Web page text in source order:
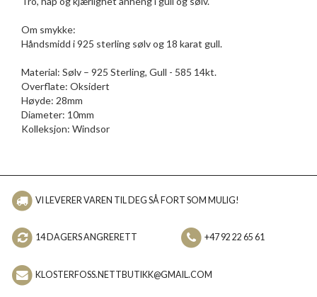
Om smykke:
Håndsmidd i 925 sterling sølv og 18 karat gull.
Material: Sølv – 925 Sterling, Gull - 585 14kt.
Overflate: Oksidert
Høyde: 28mm
Diameter: 10mm
Kolleksjon: Windsor
VI LEVERER VAREN TIL DEG SÅ FORT SOM MULIG!
14 DAGERS ANGRERETT +47 92 22 65 61
KLOSTERFOSS.NETTBUTIKK@GMAIL.COM